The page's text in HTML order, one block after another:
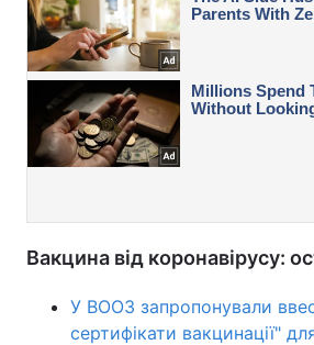
Вакцина від коронавірусу:
У ВООЗ запропонували
сертифікати вакцинації"